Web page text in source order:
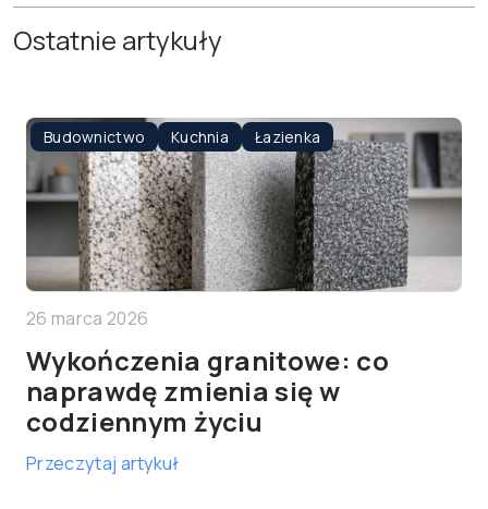
Ostatnie artykuły
Budownictwo Kuchnia Łazienka
26 marca 2026
Wykończenia granitowe: co
naprawdę zmienia się w
codziennym życiu
Przeczytaj artykuł